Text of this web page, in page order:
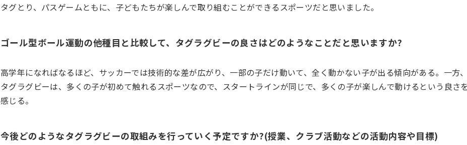
タグとり、パスゲームともに、子どもたちが楽しんで取り組むことができるスポーツだと思いました。
ゴール型ボール運動の他種目と比較して、タグラグビーの良さはどのようなことだと思いますか?
高学年になればなるほど、サッカーでは技術的な差が広がり、一部の子だけ動いて、全く動かない子が出る傾向がある。一方
タグラグビーは、多くの子が初めて触れるスポーツなので、スタートラインが同じで、多くの子が楽しんで動けるという良さ
感じる。
今後どのようなタグラグビーの取組みを行っていく予定ですか?(授業、クラブ活動などの活動内容や目標)